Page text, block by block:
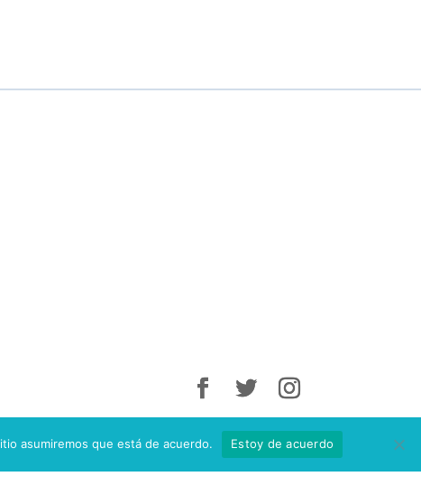
asumiremos que está de acuerdo. Estoy de acuerdo